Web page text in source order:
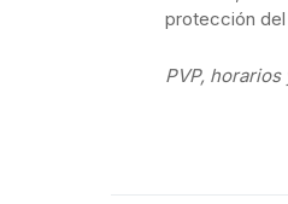
protección del
PVP,